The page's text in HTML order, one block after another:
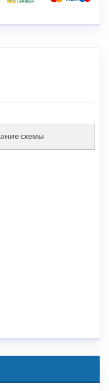
схемы